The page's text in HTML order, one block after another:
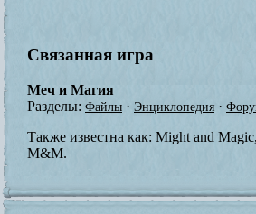
Связанная игра
Меч и Магия
Разделы: Файлы · Энциклопедия ·
Также известна как: Might and
M&M.